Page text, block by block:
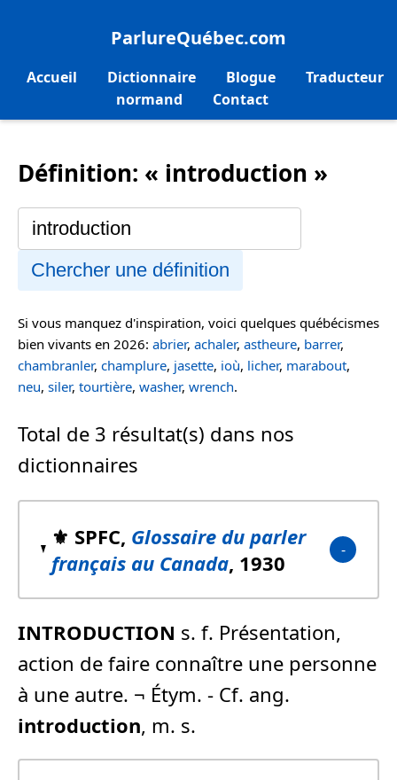
ParlureQuébec.com
Accueil Dictionnaire Blogue
Traducteur
normand
Contact
Définition: « introduction »
Chercher une définition
Si vous manquez d'inspiration, voici quelques québécismes
bien vivants en 2026: abrier, achaler, astheure, barrer,
chambranler, champlure, jasette, ioù, licher, marabout,
neu, siler, tourtière, washer, wrench.
Total de 3 résultat(s) dans nos
dictionnaires
⚜️ SPFC, Glossaire du parler
français au Canada, 1930
INTRODUCTION s. f. Présentation,
action de faire connaître une personne
à une autre. ¬ Étym. - Cf. ang.
introduction, m. s.